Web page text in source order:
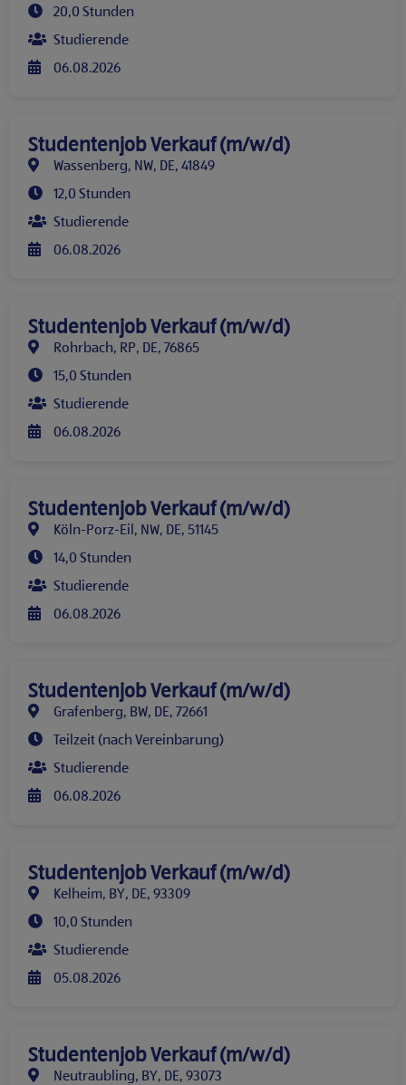
20,0 Stunden
Studierende
06.08.2026
Studentenjob Verkauf (m/w/d)
Wassenberg, NW, DE, 41849
12,0 Stunden
Studierende
06.08.2026
Studentenjob Verkauf (m/w/d)
Rohrbach, RP, DE, 76865
15,0 Stunden
Studierende
06.08.2026
Studentenjob Verkauf (m/w/d)
Köln-Porz-Eil, NW, DE, 51145
14,0 Stunden
Studierende
06.08.2026
Studentenjob Verkauf (m/w/d)
Grafenberg, BW, DE, 72661
Teilzeit (nach Vereinbarung)
Studierende
06.08.2026
Studentenjob Verkauf (m/w/d)
Kelheim, BY, DE, 93309
10,0 Stunden
Studierende
05.08.2026
Studentenjob Verkauf (m/w/d)
Neutraubling, BY, DE, 93073